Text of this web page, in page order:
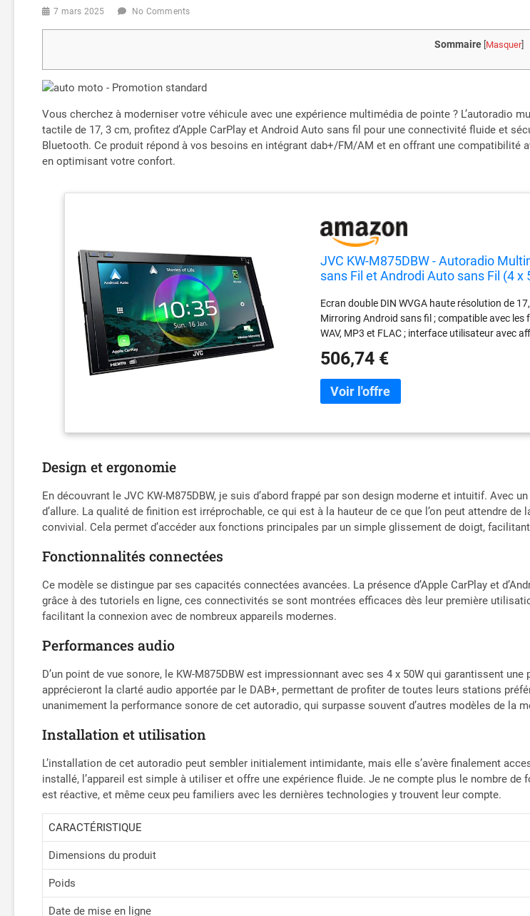
7 mars 2025 No Comments
Sommaire [Masquer]
Vous cherchez à moderniser votre véhicule avec une expérience multimédia de pointe ? L’autoradio
tactile de 17, 3 cm, profitez d’Apple CarPlay et Android Auto sans fil pour une connectivité fluide et
Bluetooth. Ce produit répond à vos besoins en intégrant dab+/FM/AM et en offrant une
en optimisant votre confort.
JVC KW-M875DBW - Autoradio
sans Fil et Androdi Auto sans Fil (4 x
Ecran double DIN WVGA haute résolution de
Mirroring Android sans fil ; compatible avec les
WAV, MP3 et FLAC ; interface utilisateur avec
13 bandes, correction d'exécution (DTA) et
rapide 3A ; Contrôle direct iPod/iPhone ;
compatible avec la commande vocale des
DAB+) ; JVC Remote Control S pour
connexion en option Accessoires inclus:
déverrouillage, adaptateur USB-C
506,74 €
Design et ergonomie
En découvrant le JVC KW-M875DBW, je suis d’abord frappé par son design moderne et intuitif. Avec
d’allure. La qualité de finition est irréprochable, ce qui est à la hauteur de ce que l’on peut attendre
convivial. Cela permet d’accéder aux fonctions principales par un simple glissement de doigt,
Fonctionnalités connectées
Ce modèle se distingue par ses capacités connectées avancées. La présence d’Apple CarPlay et
grâce à des tutoriels en ligne, ces connectivités se sont montrées efficaces dès leur première
facilitant la connexion avec de nombreux appareils modernes.
Performances audio
D’un point de vue sonore, le KW-M875DBW est impressionnant avec ses 4 x 50W qui garantissent
apprécieront la clarté audio apportée par le DAB+, permettant de profiter de toutes leurs stations
unanimement la performance sonore de cet autoradio, qui surpasse souvent d’autres modèles de la
Installation et utilisation
L’installation de cet autoradio peut sembler initialement intimidante, mais elle s’avère finalement
installé, l’appareil est simple à utiliser et offre une expérience fluide. Je ne compte plus le nombre
est réactive, et même ceux peu familiers avec les dernières technologies y trouvent leur compte.
CARACTÉRISTIQUE
Dimensions du produit
Poids
Date de mise en ligne